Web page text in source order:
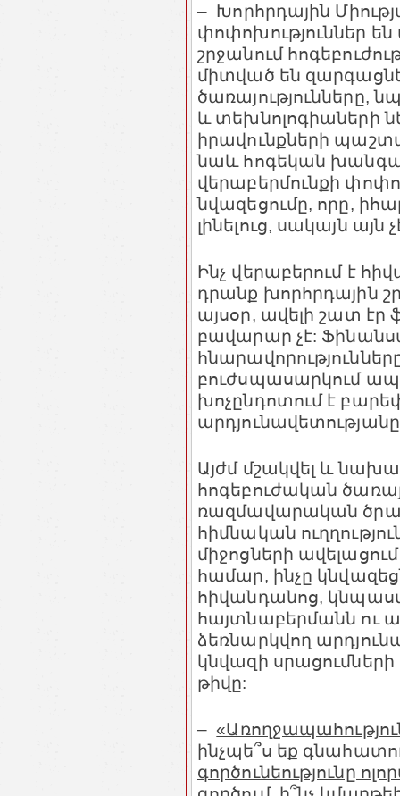
– Խորհրդային
փոփոխություններ
շրջանում
միտված են
ծառայությունները,
և տեխնոլոգիաների
իրավունքների
նաև հոգեկան
վերաբերմունքի
նվազեցումը, որը,
լինելուց, սակայն
Ինչ վերաբերում է
դրանք խորհրդային
այսօր, ավելի շատ էր
բավարար չէ:
բուժսպասարկում
խոչընդոտում է
Այժմ մշակվել և
հոգեբուժական
ռազմավարական
հիմնական
միջոցների
համար, ինչը
հիվանդանոց,
հայտնաբերմանն ու
ձեռնարկվող
կնվազի
թիվը:
–
ինչպե՞ս եք
գործունեությունը